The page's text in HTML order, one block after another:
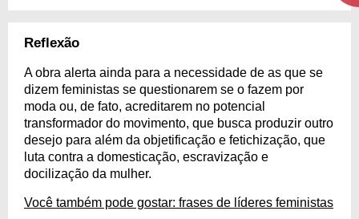
Reflexão
A obra alerta ainda para a necessidade de as que se
dizem feministas se questionarem se o fazem por
moda ou, de fato, acreditarem no potencial
transformador do movimento, que busca produzir outro
desejo para além da objetificação e fetichização, que
luta contra a domesticação, escravização e
docilização da mulher.
Você também pode gostar: frases de líderes feministas